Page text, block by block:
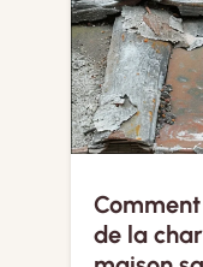
de la